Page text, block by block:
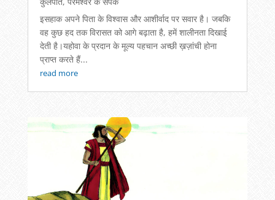
इसहाक अपने पिता के विश्वास और आशीर्वाद पर सवार है। जबकि
वह कुछ हद तक विरासत को आगे बढ़ाता है, हमें शालीनता दिखाई
देती है।यहोवा के प्रदान के मूल्य पहचान अच्छी ख़ज़ांची होना
प्राप्त करते हैं...
read more